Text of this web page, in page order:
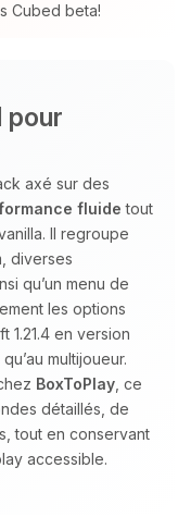
Cubed beta!
pour
axé sur des
fluide tout
Il regroupe
diverses
qu’un menu de
les options
1.21.4 en version
multijoueur.
BoxToPlay , ce
détaillés, de
tout en conservant
accessible.
mes